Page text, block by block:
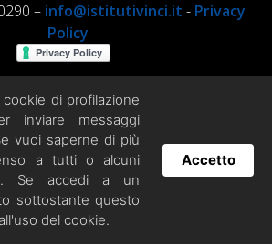
– info@istitutivinci.it - Privacy
Policy
Hai domande? Chatta con noi!
di profilazione
inviare messaggi
vuoi saperne di più
a tutti o alcuni
. Se accedi a un
sottostante questo
del cookie.
Accetto